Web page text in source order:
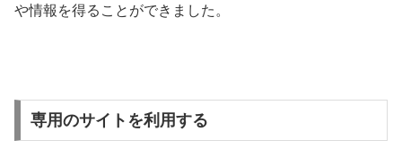
や情報を得ることができました。
専用のサイトを利用する